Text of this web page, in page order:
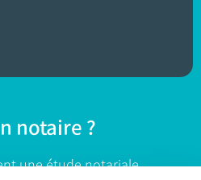
notaire ?
une étude notariale